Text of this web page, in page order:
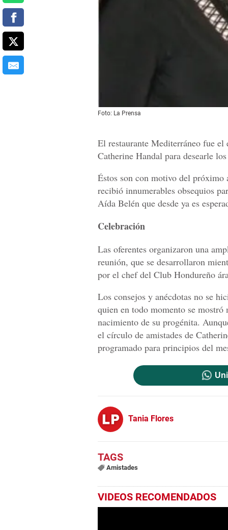
Foto: La Prensa
El restaurante Mediterráneo fue el
Catherine Handal para desearle
Éstos son con motivo del
recibió innumerables obsequios
Aída Belén que desde ya es
Celebración
Las oferentes organizaron una
reunión, que se desarrollaron
por el chef del Club Hondureño
Los consejos y anécdotas no se
quien en todo momento se
nacimiento de su progénita.
el círculo de amistades de
programado para principios del
Tania Flores
Amistades
VIDEOS RECOMENDADOS